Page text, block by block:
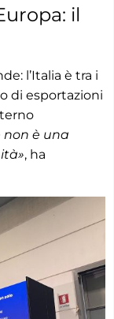
il
l’Italia è tra i
di esportazioni
non è una
, ha